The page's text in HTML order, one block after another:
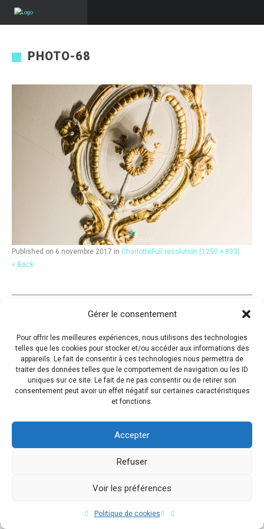
Gérer le consentement
Pour offrir les meilleures expériences, nous utilisons des technologies
telles que les cookies pour stocker et/ou accéder aux informations des
appareils. Le fait de consentir à ces technologies nous permettra de
traiter des données telles que le comportement de navigation ou les ID
uniques sur ce site. Le fait de ne pas consentir ou de retirer son
consentement peut avoir un effet négatif sur certaines caractéristiques
et fonctions.
Accepter
Refuser
Voir les préférences
Politique de cookies
PHOTO-68
Published on 6 novembre 2017 in CharlotteFull resolution (1250 × 833)
« Back
Copyright © 2017 Flavio Da Costa. All Rights Reserved.